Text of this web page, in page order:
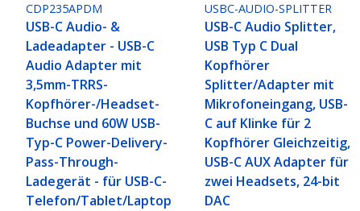
CDP235APDM
USB-C Audio- &
Ladeadapter - USB-C
Audio Adapter mit
3,5mm-TRRS-
Kopfhörer-/Headset-
Buchse und 60W USB-
Typ-C Power-Delivery-
Pass-Through-
Ladegerät - für USB-C-
Telefon/Tablet/Laptop
USBC-AUDIO-SPLITTER
USB-C Audio Splitter,
USB Typ C Dual
Kopfhörer
Splitter/Adapter mit
Mikrofoneingang, USB-
C auf Klinke für 2
Kopfhörer Gleichzeitig,
USB-C AUX Adapter für
zwei Headsets, 24-bit
DAC